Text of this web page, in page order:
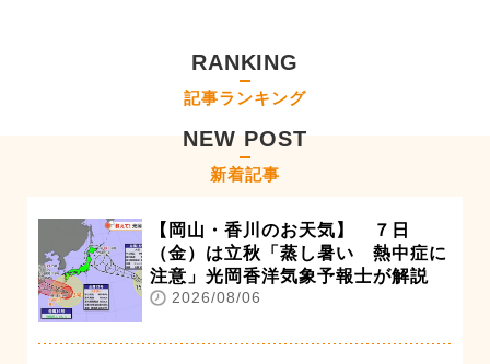
RANKING
記事ランキング
NEW POST
新着記事
【岡山・香川のお天気】 ７日
（金）は立秋「蒸し暑い 熱中症に
注意」光岡香洋気象予報士が解説
2026/08/06